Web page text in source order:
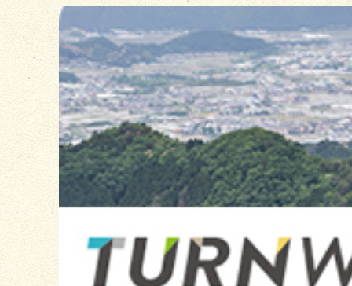
3
枚
目
の
ス
イ